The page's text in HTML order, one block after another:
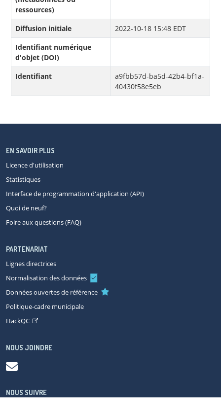
ressources)
Diffusion initiale
2022-10-18 15:48 EDT
Identifiant numérique
d'objet (DOI)
Identifiant
a9fbb57d-ba5d-42b4-bf1a-
40430f58e5eb
EN SAVOIR PLUS
Licence d'utilisation
Statistiques
Interface de programmation d'application (API)
Quoi de neuf?
Foire aux questions (FAQ)
PARTENARIAT
Lignes directrices
Normalisation des données
Données ouvertes de référence
Politique-cadre municipale
HackQC
NOUS JOINDRE
NOUS SUIVRE